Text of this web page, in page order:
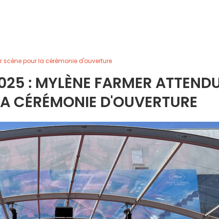
scène pour la cérémonie d'ouverture
: MYLÈNE FARMER
CÉRÉMONIE D'OUVERTURE